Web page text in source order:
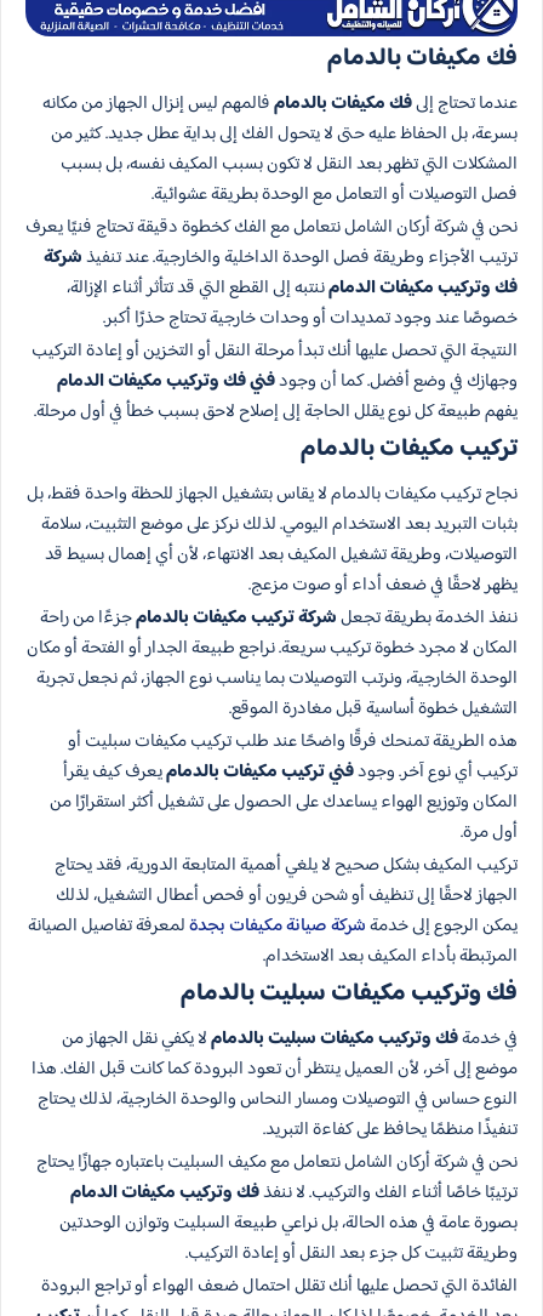
فك مكيفات بالدمام
عندما تحتاج إلىفك مكيفات بالدمامفالمهم ليس إنزال الجهاز من مكانه
بسرعة، بل الحفاظ عليه حتى لا يتحول الفك إلى بداية عطل جديد. كثير من
المشكلات التي تظهر بعد النقل لا تكون بسبب المكيف نفسه، بل بسبب
فصل التوصيلات أو التعامل مع الوحدة بطريقة عشوائية.
نحن في شركة أركان الشامل نتعامل مع الفك كخطوة دقيقة تحتاج فنيًا يعرف
ترتيب الأجزاء وطريقة فصل الوحدة الداخلية والخارجية. عند تنفيذشركة
فك وتركيب مكيفات الدمامننتبه إلى القطع التي قد تتأثر أثناء الإزالة،
خصوصًا عند وجود تمديدات أو وحدات خارجية تحتاج حذرًا أكبر.
النتيجة التي تحصل عليها أنك تبدأ مرحلة النقل أو التخزين أو إعادة التركيب
وجهازك في وضع أفضل. كما أن وجودفني فك وتركيب مكيفات الدمام
يفهم طبيعة كل نوع يقلل الحاجة إلى إصلاح لاحق بسبب خطأ في أول مرحلة.
تركيب مكيفات بالدمام
نجاح تركيب مكيفات بالدمام لا يقاس بتشغيل الجهاز للحظة واحدة فقط، بل
بثبات التبريد بعد الاستخدام اليومي. لذلك نركز على موضع التثبيت، سلامة
التوصيلات، وطريقة تشغيل المكيف بعد الانتهاء، لأن أي إهمال بسيط قد
يظهر لاحقًا في ضعف أداء أو صوت مزعج.
ننفذ الخدمة بطريقة تجعلشركة تركيب مكيفات بالدمامجزءًا من راحة
المكان لا مجرد خطوة تركيب سريعة. نراجع طبيعة الجدار أو الفتحة أو مكان
الوحدة الخارجية، ونرتب التوصيلات بما يناسب نوع الجهاز، ثم نجعل تجربة
التشغيل خطوة أساسية قبل مغادرة الموقع.
هذه الطريقة تمنحك فرقًا واضحًا عند طلب تركيب مكيفات سبليت أو
تركيب أي نوع آخر. وجودفني تركيب مكيفات بالدماميعرف كيف يقرأ
المكان وتوزيع الهواء يساعدك على الحصول على تشغيل أكثر استقرارًا من
أول مرة.
تركيب المكيف بشكل صحيح لا يلغي أهمية المتابعة الدورية، فقد يحتاج
الجهاز لاحقًا إلى تنظيف أو شحن فريون أو فحص أعطال التشغيل، لذلك
يمكن الرجوع إلى خدمةشركة صيانة مكيفات بجدةلمعرفة تفاصيل الصيانة
المرتبطة بأداء المكيف بعد الاستخدام.
فك وتركيب مكيفات سبليت بالدمام
في خدمةفك وتركيب مكيفات سبليت بالدماملا يكفي نقل الجهاز من
موضع إلى آخر، لأن العميل ينتظر أن تعود البرودة كما كانت قبل الفك. هذا
النوع حساس في التوصيلات ومسار النحاس والوحدة الخارجية، لذلك يحتاج
تنفيذًا منظمًا يحافظ على كفاءة التبريد.
نحن في شركة أركان الشامل نتعامل مع مكيف السبليت باعتباره جهازًا يحتاج
ترتيبًا خاصًا أثناء الفك والتركيب. لا ننفذفك وتركيب مكيفات الدمام
بصورة عامة في هذه الحالة، بل نراعي طبيعة السبليت وتوازن الوحدتين
وطريقة تثبيت كل جزء بعد النقل أو إعادة التركيب.
الفائدة التي تحصل عليها أنك تقلل احتمال ضعف الهواء أو تراجع البرودة